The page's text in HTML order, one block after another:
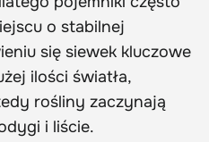
o stabilnej
się siewek kluczowe
ilości światła,
rośliny zaczynają
i liście.